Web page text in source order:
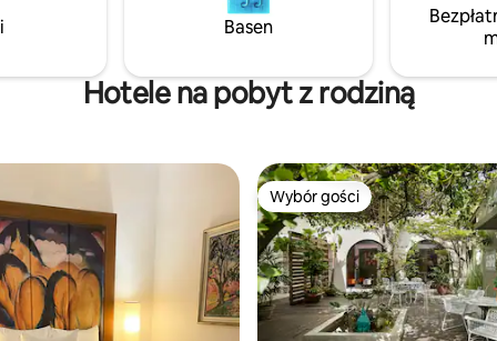
Goście mogą korzystać
na dachu, basenu, miejsca do
Smart TV, a także
leżaków plażowych, lodówki
najlepszych hotelach, ale z
osobistym urokiem.
Basen
Hotele na pobyt z rodziną
Wybór gości
Wybór gości